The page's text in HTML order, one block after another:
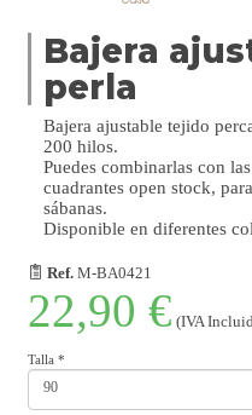
Bajera
perla
Bajera ajustable tejido
200 hilos.
Puedes combinarlas con
cuadrantes open stock,
sábanas.
Disponible en diferentes
Ref. M-BA0421
22,90 € (IVA
Talla *
90